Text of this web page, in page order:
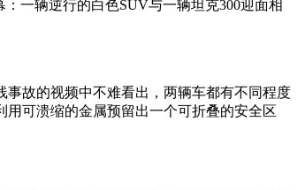
一辆逆行的白色SUV与一辆坦克300迎面相
故的视频中不难看出，两辆车都有不同程度
可溃缩的金属预留出一个可折叠的安全区